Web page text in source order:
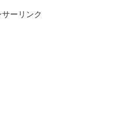
ーリンク